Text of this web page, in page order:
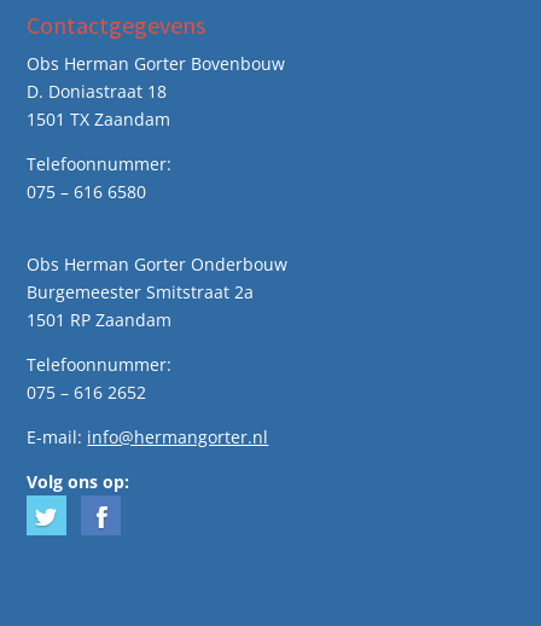
Contactgegevens
Obs Herman Gorter Bovenbouw
D. Doniastraat 18
1501 TX Zaandam
Telefoonnummer:
075 – 616 6580
Obs Herman Gorter Onderbouw
Burgemeester Smitstraat 2a
1501 RP Zaandam
Telefoonnummer:
075 – 616 2652
E-mail: info@hermangorter.nl
Volg ons op: